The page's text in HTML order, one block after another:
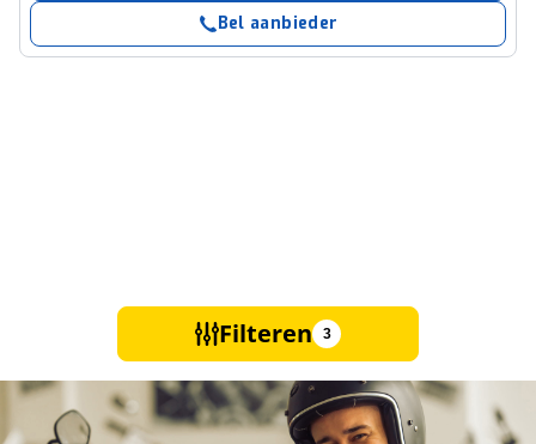
Bel aanbieder
Filteren 3